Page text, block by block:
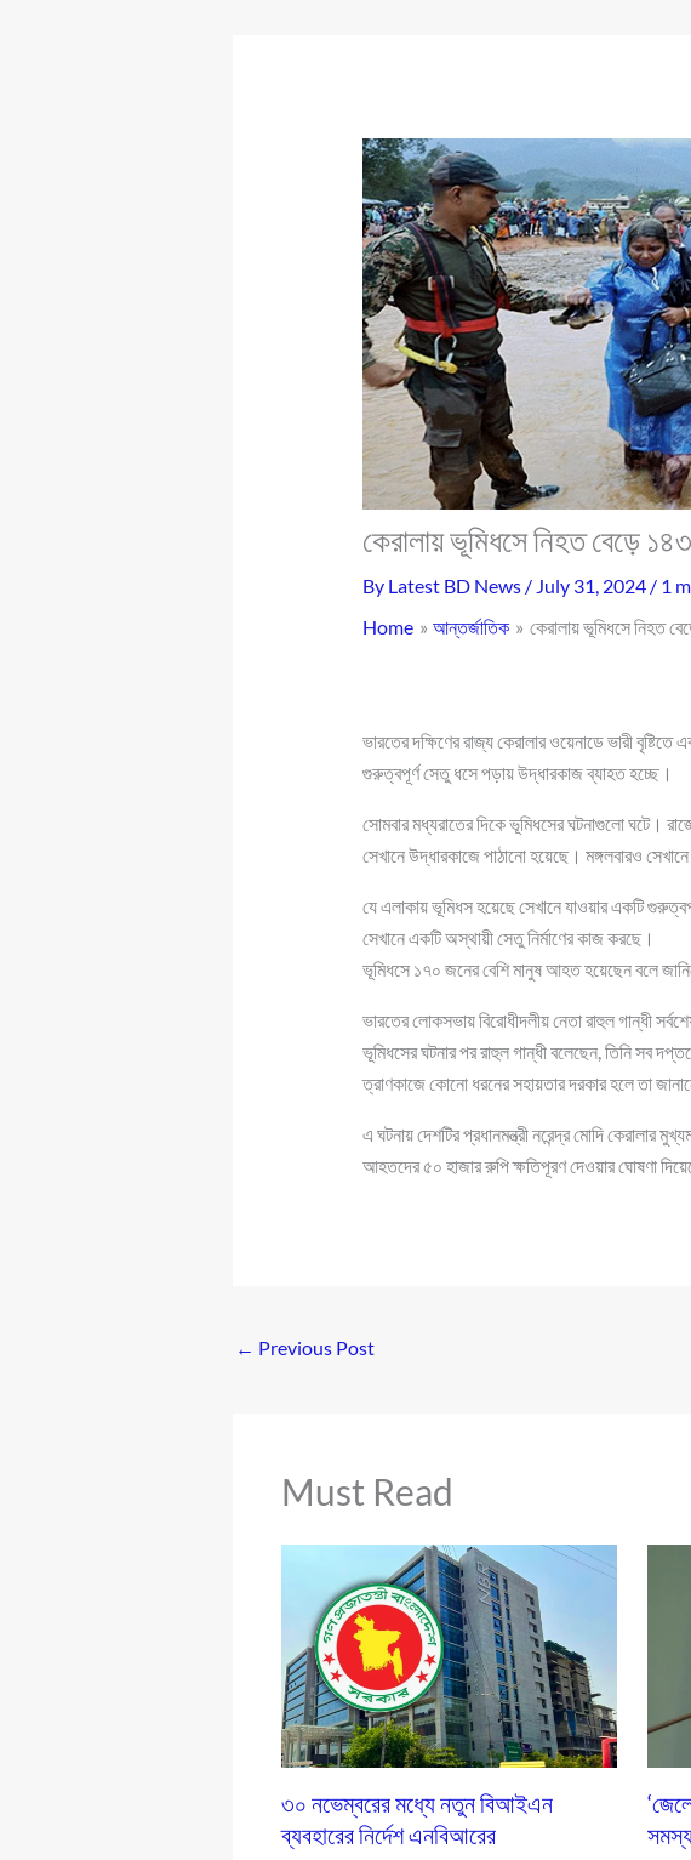
কেরালায় ভূমিধসে নিহত বেড়ে ১৪৩
By Latest BD News / July 31, 2024 / 1
Home
আন্তর্জাতিক কেরালায় ভূমিধসে নিহত
ভারতের দক্ষিণের রাজ্য কেরালার ওয়েনাডে ভারী
গুরুত্বপূর্ণ সেতু ধসে পড়ায় উদ্ধারকাজ ব্যাহত হচ্ছে।
সোমবার মধ্যরাতের দিকে ভূমিধসের ঘটনাগুলো ঘটে।
সেখানে উদ্ধারকাজে পাঠানো হয়েছে। মঙ্গলবারও সেখানে
যে এলাকায় ভূমিধস হয়েছে সেখানে যাওয়ার একটি
সেখানে একটি অস্থায়ী সেতু নির্মাণের কাজ করছে।
ভূমিধসে ১৭০ জনের বেশি মানুষ আহত হয়েছেন বলে
ভারতের লোকসভায় বিরোধীদলীয় নেতা রাহুল গান্ধী
ভূমিধসের ঘটনার পর রাহুল গান্ধী বলেছেন, তিনি সব
ত্রাণকাজে কোনো ধরনের সহায়তার দরকার হলে তা
এ ঘটনায় দেশটির প্রধানমন্ত্রী নরেন্দ্র মোদি কেরালার
আহতদের ৫০ হাজার রুপি ক্ষতিপূরণ দেওয়ার ঘোষণা
← Previous Post
Must Read
৩০ নভেম্বরের মধ্যে নতুন বিআইএন
ব্যবহারের নির্দেশ এনবিআরের